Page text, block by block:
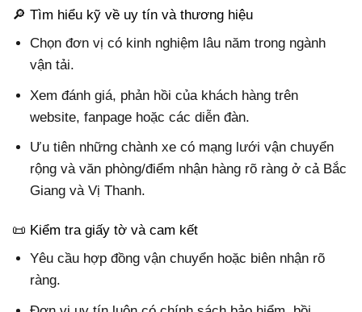
🔎 Tìm hiểu kỹ về uy tín và thương hiệu
Chọn đơn vị có kinh nghiệm lâu năm trong ngành
vận tải.
Xem đánh giá, phản hồi của khách hàng trên
website, fanpage hoặc các diễn đàn.
Ưu tiên những chành xe có mạng lưới vận chuyển
rộng và văn phòng/điểm nhận hàng rõ ràng ở cả Bắc
Giang và Vị Thanh.
📜 Kiểm tra giấy tờ và cam kết
Yêu cầu hợp đồng vận chuyển hoặc biên nhận rõ
ràng.